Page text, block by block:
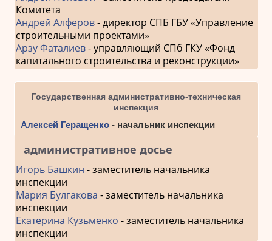
Комитета
Андрей Алферов- директор СПБ ГБУ «Управление
строительными проектами»
Арзу Фаталиев- управляющий СПб ГКУ «Фонд
капитального строительства и реконструкции»
Государственная административно-техническая
инспекция
Алексей Геращенко- начальник инспекции
административное досье
Игорь Башкин - заместитель начальника
инспекции
Мария Булгакова - заместитель начальника
инспекции
Екатерина Кузьменко - заместитель начальника
инспекции